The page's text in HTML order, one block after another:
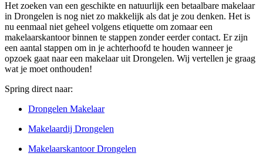
Het zoeken van een geschikte en natuurlijk een betaalbare makelaar
in Drongelen is nog niet zo makkelijk als dat je zou denken. Het is
nu eenmaal niet geheel volgens etiquette om zomaar een
makelaarskantoor binnen te stappen zonder eerder contact. Er zijn
een aantal stappen om in je achterhoofd te houden wanneer je
opzoek gaat naar een makelaar uit Drongelen. Wij vertellen je graag
wat je moet onthouden!
Spring direct naar:
Drongelen Makelaar
Makelaardij Drongelen
Makelaarskantoor Drongelen